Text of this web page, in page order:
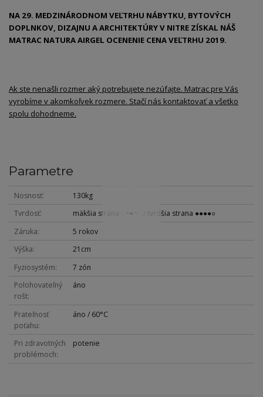
NA 29. MEDZINÁRODNOM VEĽTRHU NÁBYTKU, BYTOVÝCH
DOPLNKOV, DIZAJNU A ARCHITEKTÚRY V NITRE ZÍSKAL NÁŠ
MATRAC NATURA AIRGEL OCENENIE CENA VEĽTRHU 2019.
Ak ste nenašli rozmer aký potrebujete nezúfajte. Matrac pre Vás
vyrobíme v akomkoľvek rozmere. Stačí nás kontaktovať a všetko
spolu dohodneme.
Parametre
Nosnosť
130kg
Tvrdosť
mäkšia strana ●●●○○ / tvrdšia strana ●●●●○
Záruka
5 rokov
Výška
21cm
Fyziosystém
7 zón
Polohovateľný
rošt
áno
Prateľnosť
poťahu
áno / 60°C
Pri zdravotných
problémoch
potenie